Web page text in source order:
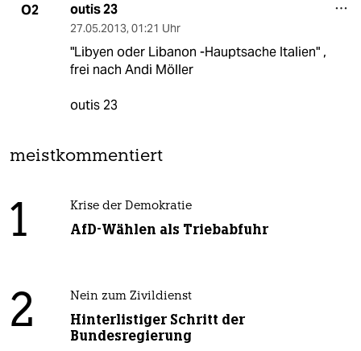
O2 outis 23
27.05.2013, 01:21 Uhr
"Libyen oder Libanon -Hauptsache Italien" ,
frei nach Andi Möller
outis 23
meistkommentiert
1 Krise der Demokratie
AfD-Wählen als Triebabfuhr
2 Nein zum Zivildienst
Hinterlistiger Schritt der
Bundesregierung